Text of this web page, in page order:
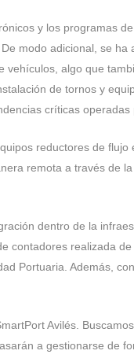
y los programas
modo adicional, se ha
vehículos, algo que
de tornos y
críticas operadas
reductores de flujo
remota a través de
dentro de la
contadores realizada
Portuaria. Además,
Avilés.
a gestionarse de